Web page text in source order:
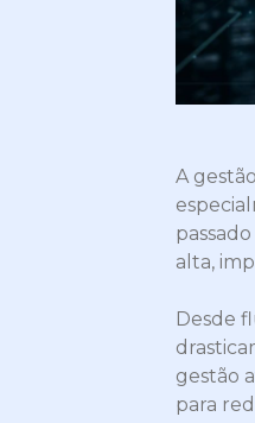
A
alta,
Desde
gestão
para